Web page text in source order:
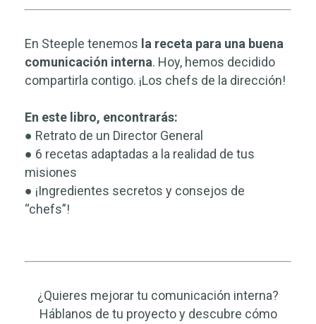
En Steeple tenemos la receta para una buena
comunicación interna. Hoy, hemos decidido
compartirla contigo. ¡Los chefs de la dirección!
En este libro, encontrarás:
● Retrato de un Director General
● 6 recetas adaptadas a la realidad de tus
misiones
● ¡Ingredientes secretos y consejos de
“chefs”!
¿Quieres mejorar tu comunicación interna?
Háblanos de tu proyecto y descubre cómo